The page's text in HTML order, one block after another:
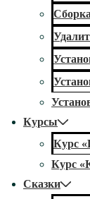
Курсы
Курс
Курс
Сказки